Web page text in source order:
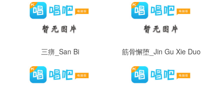
三痹_San Bi 筋骨懈堕_Jin Gu Xie Duo